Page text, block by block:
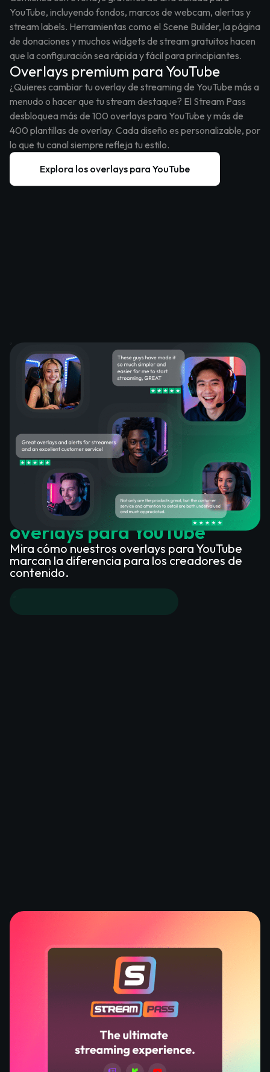
YouTube, incluyendo fondos, marcos de webcam, alertas y
stream labels. Herramientas como el Scene Builder, la página
de donaciones y muchos widgets de stream gratuitos hacen
que la configuración sea rápida y fácil para principiantes.
Overlays premium para YouTube
¿Quieres cambiar tu overlay de streaming de YouTube más a
menudo o hacer que tu stream destaque? El Stream Pass
desbloquea más de 100 overlays para YouTube y más de
400 plantillas de overlay. Cada diseño es personalizable, por
lo que tu canal siempre refleja tu estilo.
Explora los overlays para YouTube
Lo que dicen los clientes
satisfechos sobre nuestros
overlays para YouTube
Mira cómo nuestros overlays para YouTube
marcan la diferencia para los creadores de
contenido.